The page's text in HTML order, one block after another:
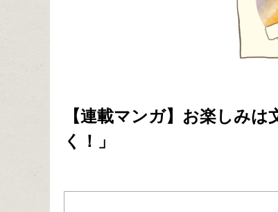
【連載マンガ】お楽しみ
く！」